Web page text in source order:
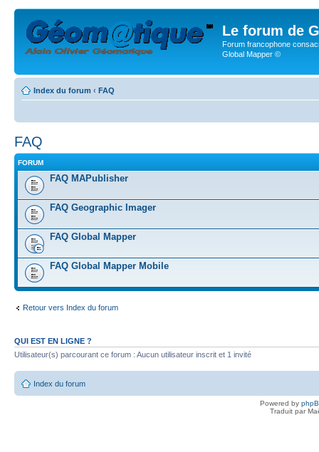
Le forum de
Forum francophone
Global Mapper ©
Index du forum ‹ FAQ
FAQ
FORUM
FAQ MAPublisher
FAQ Geographic Imager
FAQ Global Mapper
FAQ Global Mapper Mobile
Retour vers Index du forum
QUI EST EN LIGNE ?
Utilisateur(s) parcourant ce forum : Aucun utilisateur inscrit et 1 invité
Index du forum
Powered by
Traduit par